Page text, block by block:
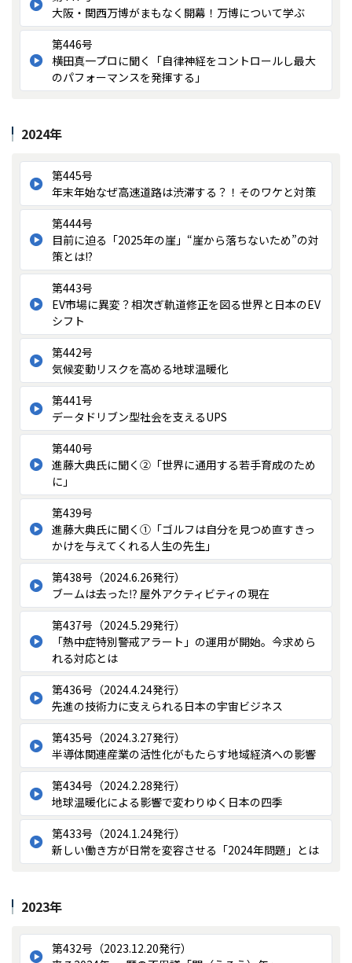
大阪・関西万博がまもなく開幕！万博について学ぶ
第446号
横田真一プロに聞く「自律神経をコントロールし最大
のパフォーマンスを発揮する」
2024年
第445号
年末年始なぜ高速道路は渋滞する？！そのワケと対策
第444号
目前に迫る「2025年の崖」“崖から落ちないため”の対
策とは!?
第443号
EV市場に異変？相次ぎ軌道修正を図る世界と日本のEV
シフト
第442号
気候変動リスクを高める地球温暖化
第441号
データドリブン型社会を支えるUPS
第440号
進藤大典氏に聞く②「世界に通用する若手育成のため
に」
第439号
進藤大典氏に聞く①「ゴルフは自分を見つめ直すきっ
かけを与えてくれる人生の先生」
第438号（2024.6.26発行）
ブームは去った⁉ 屋外アクティビティの現在
第437号（2024.5.29発行）
「熱中症特別警戒アラート」の運用が開始。今求めら
れる対応とは
第436号（2024.4.24発行）
先進の技術力に支えられる日本の宇宙ビジネス
第435号（2024.3.27発行）
半導体関連産業の活性化がもたらす地域経済への影響
第434号（2024.2.28発行）
地球温暖化による影響で変わりゆく日本の四季
第433号（2024.1.24発行）
新しい働き方が日常を変容させる「2024年問題」とは
2023年
第432号（2023.12.20発行）